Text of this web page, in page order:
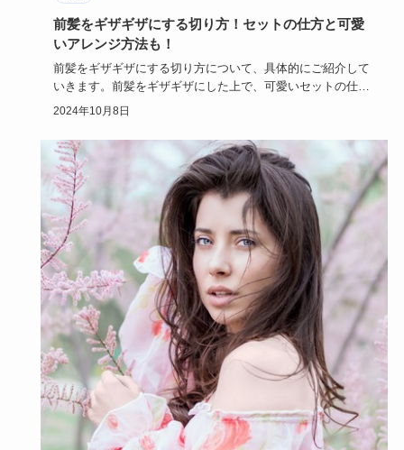
前髪をギザギザにする切り方！セットの仕方と可愛
いアレンジ方法も！
前髪をギザギザにする切り方について、具体的にご紹介して
いきます。前髪をギザギザにした上で、可愛いセットの仕方
やアレンジ方法…
2024年10月8日